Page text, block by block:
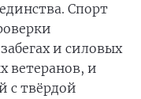
Спорт
и силовых
ветеранов, и
с твёрдой